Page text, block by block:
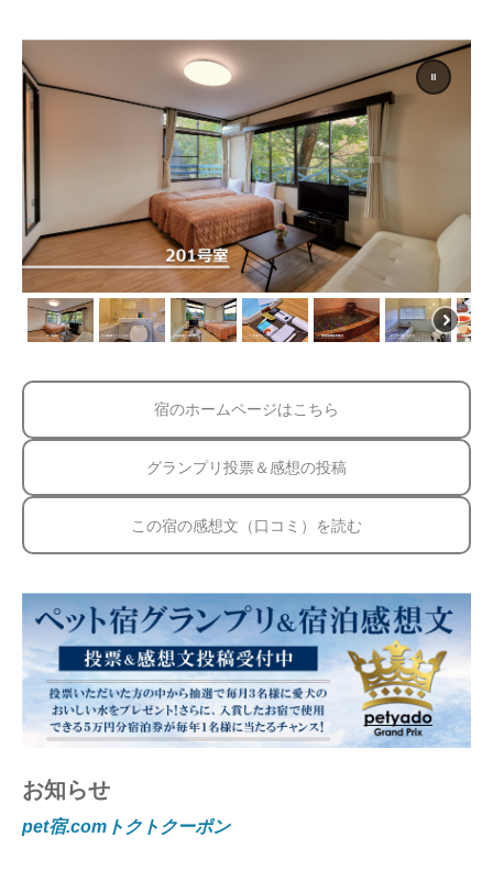
宿のホームページはこちら
グランプリ投票＆感想の投稿
この宿の感想文（口コミ）を読む
お知らせ
pet宿.comトクトクーポン